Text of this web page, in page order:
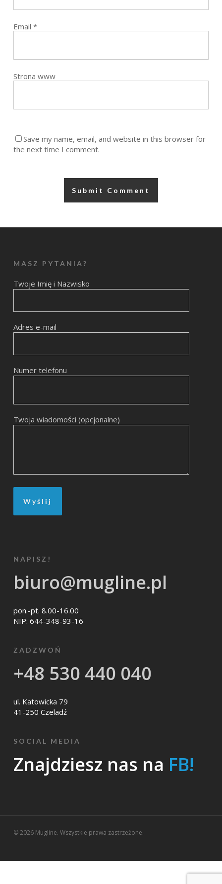
Email *
Strona www
Save my name, email, and website in this browser for
the next time I comment.
MASZ PYTANIA?
Twoje Imię i Nazwisko
Adres e-mail
Numer telefonu
Twoja wiadomości (opcjonalne)
NAPISZ!
biuro@mugline.pl
pon.-pt. 8.00-16.00
NIP: 644-348-93-16
ZADZWOŃ
+48 530 440 040
ul. Katowicka 79
41-250 Czeladź
SOCIAL MEDIA
Znajdziesz nas na FB!
© 2026 Mugline. Wszystkie prawa zastrzeżone.